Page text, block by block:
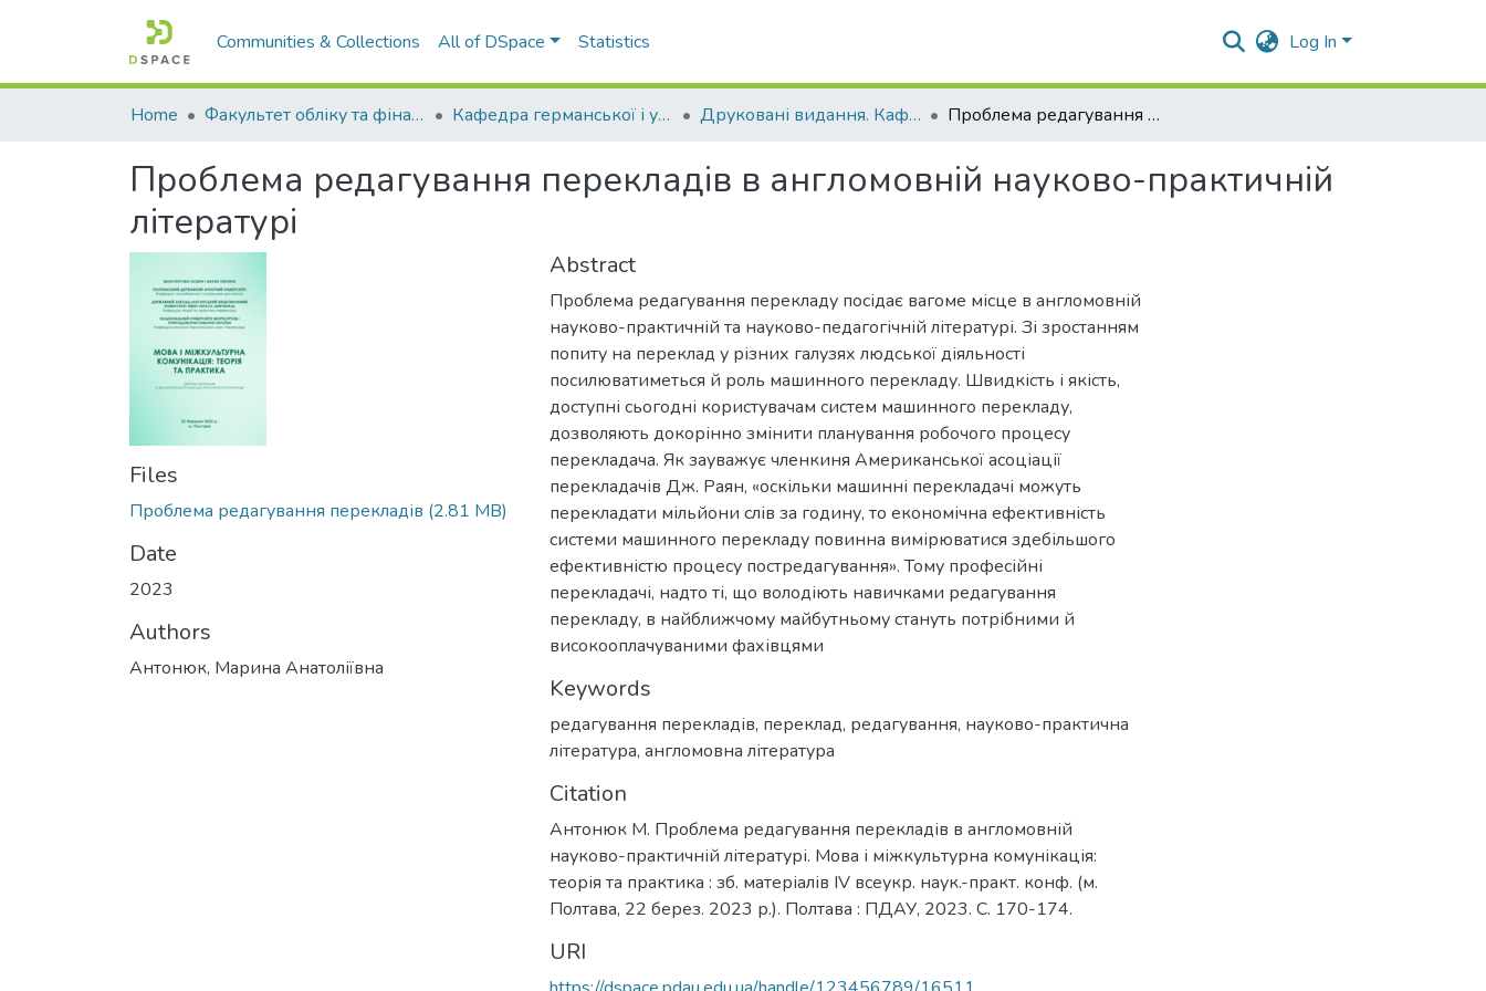
Communities & Collections All of DSpace Statistics Log In
Home Факультет обліку та фінансів Кафедра германської і української філології Друковані видання. Кафедра германської і української філології Проблема редагування перекладів в англомовній науково-практичній літературі
Проблема редагування перекладів в англомовній науково-практичній
літературі
Files
Проблема редагування перекладів (2.81 MB)
Date
2023
Authors
Антонюк, Марина Анатоліївна
Abstract
Проблема редагування перекладу посідає вагоме місце в англомовній
науково-практичній та науково-педагогічній літературі. Зі зростанням
попиту на переклад у різних галузях людської діяльності
посилюватиметься й роль машинного перекладу. Швидкість і якість,
доступні сьогодні користувачам систем машинного перекладу,
дозволяють докорінно змінити планування робочого процесу
перекладача. Як зауважує членкиня Американської асоціації
перекладачів Дж. Раян, «оскільки машинні перекладачі можуть
перекладати мільйони слів за годину, то економічна ефективність
системи машинного перекладу повинна вимірюватися здебільшого
ефективністю процесу постредагування». Тому професійні
перекладачі, надто ті, що володіють навичками редагування
перекладу, в найближчому майбутньому стануть потрібними й
високооплачуваними фахівцями
Keywords
редагування перекладів, переклад, редагування, науково-практична
література, англомовна література
Citation
Антонюк М. Проблема редагування перекладів в англомовній
науково-практичній літературі. Мова і міжкультурна комунікація:
теорія та практика : зб. матеріалів IV всеукр. наук.-практ. конф. (м.
Полтава, 22 берез. 2023 р.). Полтава : ПДАУ, 2023. С. 170-174.
URI